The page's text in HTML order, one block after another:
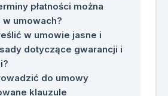
płatności można
umowach?
w umowie jasne i
dotyczące gwarancji i
do umowy
klauzule